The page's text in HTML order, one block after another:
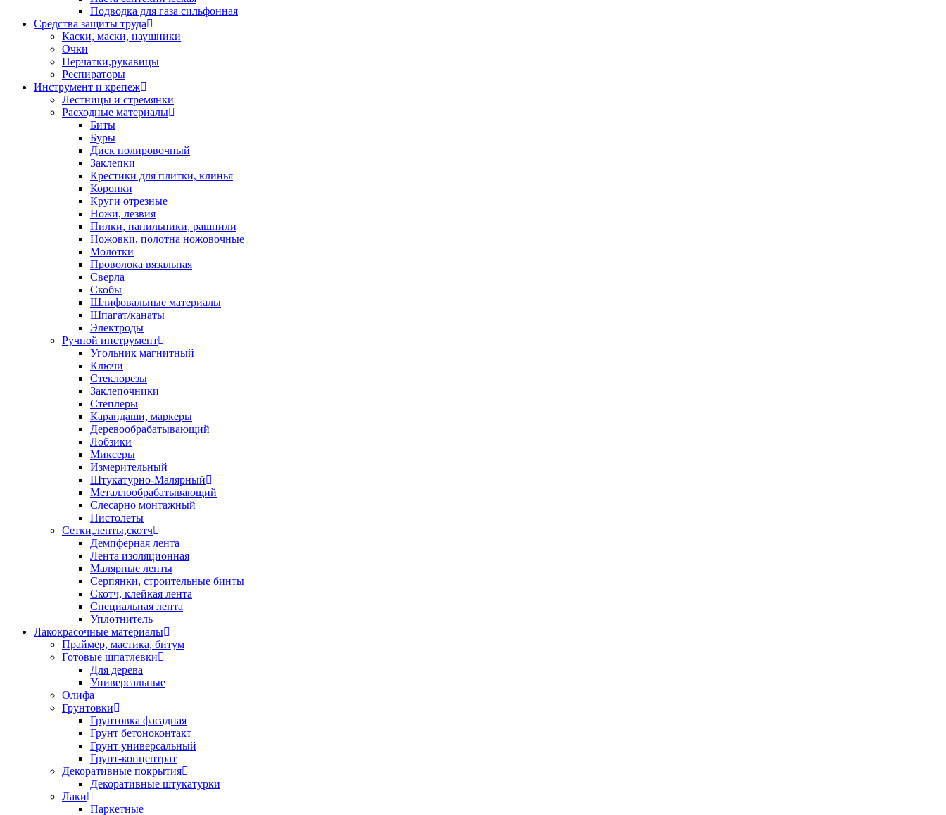
Подводка для газа сильфонная
Средства защиты труда
Каски, маски, наушники
Очки
Перчатки,рукавицы
Респираторы
Инструмент и крепеж
Лестницы и стремянки
Расходные материалы
Биты
Буры
Диск полировочный
Заклепки
Крестики для плитки, клинья
Коронки
Круги отрезные
Ножи, лезвия
Пилки, напильники, рашпили
Ножовки, полотна ножовочные
Молотки
Проволока вязальная
Сверла
Скобы
Шлифовальные материалы
Шпагат/канаты
Электроды
Ручной инструмент
Угольник магнитный
Ключи
Стеклорезы
Заклепочники
Степлеры
Карандаши, маркеры
Деревообрабатывающий
Лобзики
Миксеры
Измерительный
Штукатурно-Малярный
Металлообрабатывающий
Слесарно монтажный
Пистолеты
Сетки,ленты,скотч
Демпферная лента
Лента изоляционная
Малярные ленты
Серпянки, строительные бинты
Скотч, клейкая лента
Специальная лента
Уплотнитель
Лакокрасочные материалы
Праймер, мастика, битум
Готовые шпатлевки
Для дерева
Универсальные
Олифа
Грунтовки
Грунтовка фасадная
Грунт бетоноконтакт
Грунт универсальный
Грунт-концентрат
Декоративные покрытия
Декоративные штукатурки
Лаки
Паркетные